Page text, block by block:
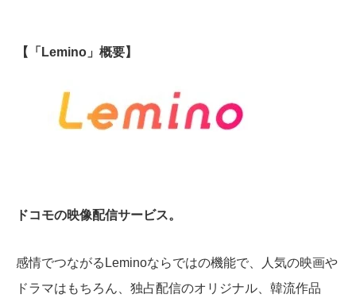
【「Lemino」概要】
ドコモの映像配信サービス。
感情でつながるLeminoならではの機能で、人気の映画や
ドラマはもちろん、独占配信のオリジナル、韓流作品